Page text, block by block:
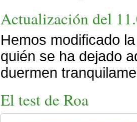
Actualización del
Hemos modificado
quién se ha dejado
duermen
El test de Roa